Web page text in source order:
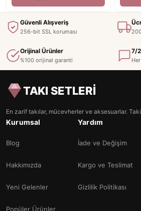
Güvenli Alışveriş
256-bit SSL koruması
Orijinal Ürünler
%100 orijinal garanti
7/
TAKI SETLERİ
En zarif takılar, mücevherler ve aksesuarlar.
Kurumsal
Blog
Hakkımızda
Yeni Gelenler
Popüler Ürünler
Yardım
İade ve Değişim
Kargo ve Teslimat
Gizlilik Politikası